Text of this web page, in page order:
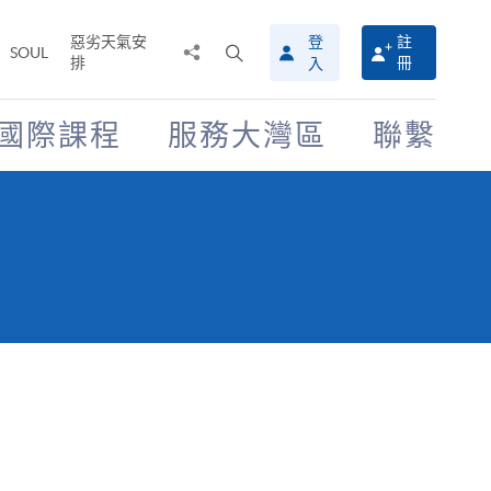
SOUL
惡劣天氣安
排
搜
尋
介
面
登
入
註
冊
際課程 服務大灣區 聯繫